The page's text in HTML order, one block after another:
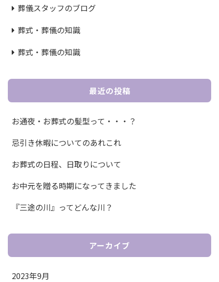
葬儀スタッフのブログ
葬式・葬儀の知識
葬式・葬儀の知識
最近の投稿
お通夜・お葬式の髪型って・・・？
忌引き休暇についてのあれこれ
お葬式の日程、日取りについて
お中元を贈る時期になってきました
『三途の川』ってどんな川？
アーカイブ
2023年9月